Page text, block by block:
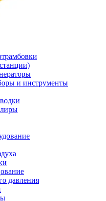
и инструменты
давления